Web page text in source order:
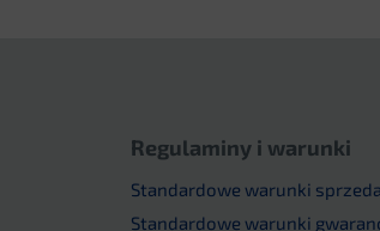
Regulaminy i warunki
Standardowe warunki
Standardowe warunki